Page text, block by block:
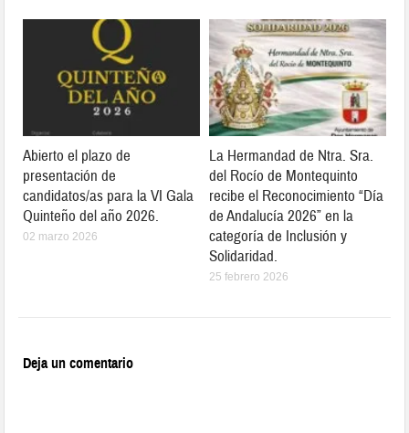
Abierto el plazo de
presentación de
candidatos/as para la VI Gala
Quinteño del año 2026.
02 marzo 2026
La Hermandad de Ntra. Sra.
del Rocío de Montequinto
recibe el Reconocimiento “Día
de Andalucía 2026” en la
categoría de Inclusión y
Solidaridad.
25 febrero 2026
Deja un comentario